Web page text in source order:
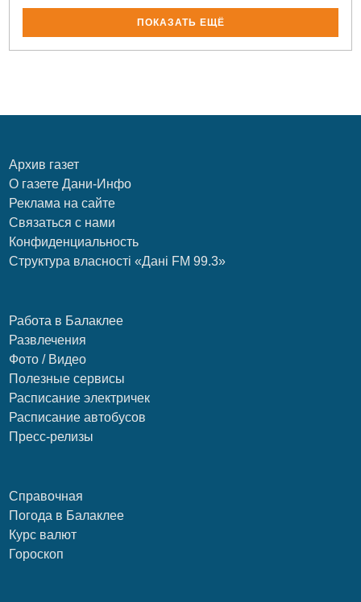
ПОКАЗАТЬ ЕЩЁ
Архив газет
О газете Дани-Инфо
Реклама на сайте
Связаться с нами
Конфиденциальность
Структура власності «Дані FM 99.3»
Работа в Балаклее
Развлечения
Фото / Видео
Полезные сервисы
Расписание электричек
Расписание автобусов
Пресс-релизы
Справочная
Погода в Балаклее
Курс валют
Гороскоп